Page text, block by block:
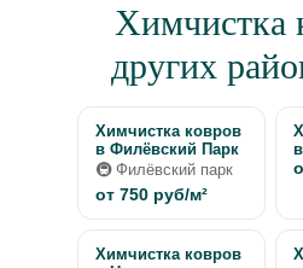
Химчистка
других
Химчистка ковров
в Филёвский Парк
🚇 Филёвский парк
от 750 руб/м²
Химчистка ковров